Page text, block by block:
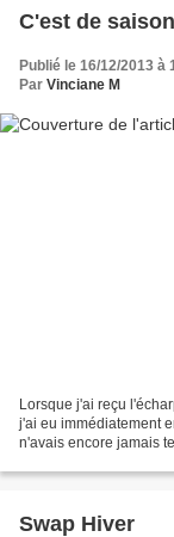
C'est de saison
Publié le 16/12/2013 à
Par Vinciane M
Lorsque j'ai reçu
j'ai eu immédiatement
n'avais encore jamais
Swap Hiver